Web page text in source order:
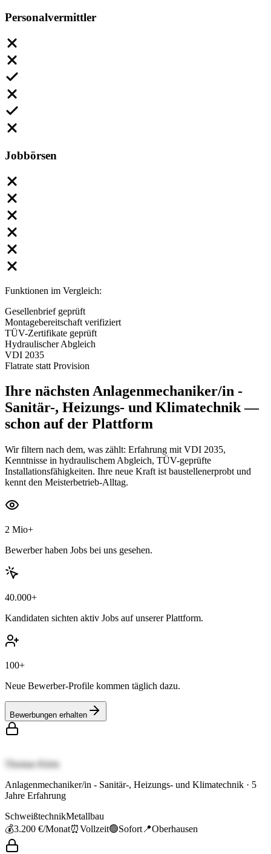
Personalvermittler
Jobbörsen
Funktionen im Vergleich:
Gesellenbrief geprüft
Montagebereitschaft verifiziert
TÜV-Zertifikate geprüft
Hydraulischer Abgleich
VDI 2035
Flatrate statt Provision
Ihre nächstenAnlagenmechaniker/in -
Sanitär-, Heizungs- und Klimatechnik—
schon auf der Plattform
Wir filtern nach dem, was zählt: Erfahrung mit VDI 2035,
Kenntnisse in hydraulischem Abgleich, TÜV-geprüfte
Installationsfähigkeiten. Ihre neue Kraft ist baustellenerprobt und
kennt den Meisterbetrieb-Alltag.
2 Mio+
Bewerber haben Jobs bei uns gesehen.
40.000+
Kandidaten sichten aktiv Jobs auf unserer Plattform.
100+
Neue Bewerber-Profile kommen täglich dazu.
Bewerbungen erhalten
Thomas Klein
Anlagenmechaniker/in - Sanitär-, Heizungs- und Klimatechnik · 5
Jahre Erfahrung
SchweißtechnikMetallbau
💰3.200 €/Monat⏰Vollzeit🟢Sofort 📍Oberhausen